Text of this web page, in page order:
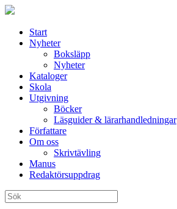
Start
Nyheter
Boksläpp
Nyheter
Kataloger
Skola
Utgivning
Böcker
Läsguider & lärarhandledningar
Författare
Om oss
Skrivtävling
Manus
Redaktörsuppdrag